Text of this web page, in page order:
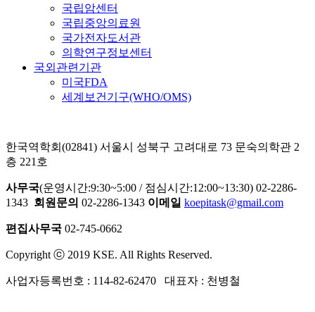
국립암센터
국립중앙의료원
국가전자도서관
의학연구정보센터
국외관련기관
미국FDA
세계보건기구(WHO/OMS)
한국역학회(02841) 서울시 성북구 고려대로 73 문숙의학관 2
층 221호
사무국(운영시간:9:30~5:00 / 점심시간:12:00~13:30) 02-2286-
1343 회원문의 02-2286-1343 이메일 koepitask@gmail.com
편집사무국 02-745-0662
Copyright ⓒ 2019 KSE. All Rights Reserved.
사업자등록번호 : 114-82-62470 대표자 : 천병철